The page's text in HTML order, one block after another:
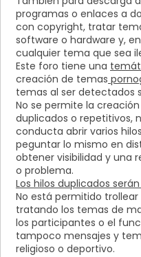
programas o enlaces a
con copyright, tratar
software o hardware y,
cualquier tema que sea
Este foro tiene una
creación de temas
temas al ser detectados
No se permite la
duplicados o repetitivos,
conducta abrir varios
peguntar lo mismo en
obtener visibilidad y una
o problema.
Los hilos duplicados
No está permitido
tratando los temas de
los participantes o el
tampoco mensajes y
religioso o deportivo.